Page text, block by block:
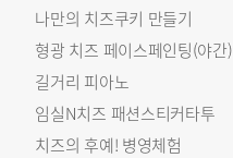
나만의 치즈쿠키 만들기
형광 치즈 페이스페인팅(야간)
길거리 피아노
임실N치즈 패션스티커타투
치즈의 후예! 병영체험